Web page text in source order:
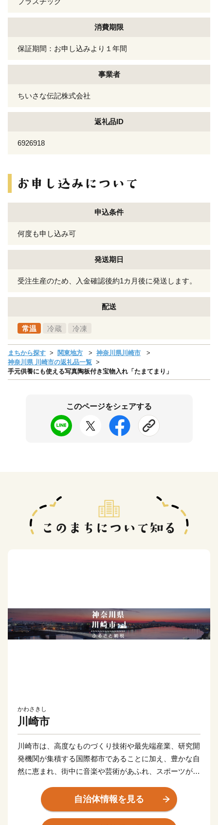
消費期限
保証期間：お申し込みより１年間
事業者
ちいさな伝記株式会社
返礼品ID
6926918
申込条件
何度も申し込み可
発送期日
受注生産のため、入金確認後約1カ月後に発送します。
配送
常温 冷蔵 冷凍
まちから探す 関東地方
神奈川県川崎市
神奈川県 川崎市の返礼品一覧
手元供養にも使える写真陶板付き宝物入れ「たまてまり」
このページをシェアする
かわさきし
川崎市
川崎市は、高度なものづくり技術や最先端産業、研究開
発機関が集積する国際都市であることに加え、豊かな自
然に恵まれ、街中に音楽や芸術があふれ、スポーツが盛
が笑顔になれる「最幸のまち かわさき」を目指し、さ
まざまな取組を進めています。
自治体情報を見る